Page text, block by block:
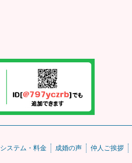
システム・料金 成婚の声 仲人ご挨拶